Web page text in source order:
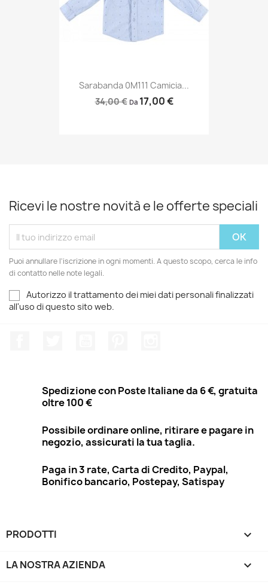
Sarabanda 0M111 Camicia...
34,00 € Da 17,00 €
Ricevi le nostre novità e le offerte speciali
Puoi annullare l'iscrizione in ogni momenti. A questo scopo, cerca le info
di contatto nelle note legali.
Autorizzo il trattamento dei miei dati personali finalizzati
all'uso di questo sito web.
Spedizione con Poste Italiane da 6 €, gratuita
oltre 100 €
Possibile ordinare online, ritirare e pagare in
negozio, assicurati la tua taglia.
Paga in 3 rate, Carta di Credito, Paypal,
Bonifico bancario, Postepay, Satispay
PRODOTTI 
LA NOSTRA AZIENDA 